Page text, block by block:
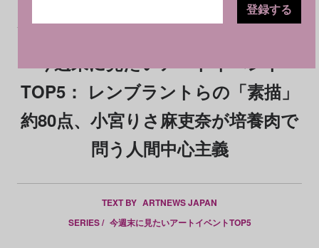
2025.07.18
今週末に見たいアートイベント
TOP5： レンブラントらの「素描」
約80点、小宮りさ麻吏奈が培養肉で
問う人間中心主義
TEXT BY ARTNEWS JAPAN
SERIES / 今週末に見たいアートイベントTOP5
登録する